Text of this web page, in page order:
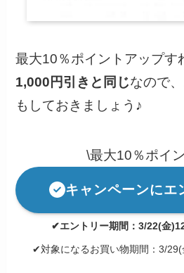
最大10％ポイントアップす
1,000円引きと同じなので
もしておきましょう♪
\最大10％ポイ
キャンペーンにエ
✔エントリー期間：3/22(金
✔対象になるお買い物期間：3/